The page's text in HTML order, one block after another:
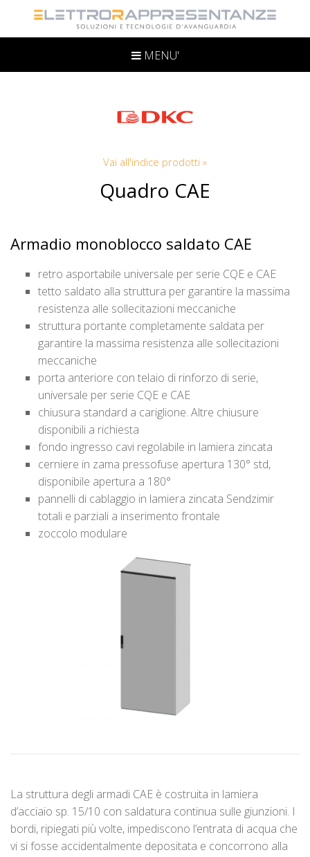
MENU'
Vai all'indice prodotti »
Quadro CAE
Armadio monoblocco saldato CAE
retro asportabile universale per serie CQE e CAE
tetto saldato alla struttura per garantire la massima
resistenza alle sollecitazioni meccaniche
struttura portante completamente saldata per
garantire la massima resistenza alle sollecitazioni
meccaniche
porta anteriore con telaio di rinforzo di serie,
universale per serie CQE e CAE
chiusura standard a cariglione. Altre chiusure
disponibili a richiesta
fondo ingresso cavi regolabile in lamiera zincata
cerniere in zama pressofuse apertura 130° std,
disponibile apertura a 180°
pannelli di cablaggio in lamiera zincata Sendzimir
totali e parziali a inserimento frontale
zoccolo modulare
La struttura degli armadi CAE è costruita in lamiera
d’acciaio sp. 15/10 con saldatura continua sulle giunzioni. I
bordi, ripiegati più volte, impediscono l’entrata di acqua che
vi si fosse accidentalmente depositata e concorrono alla